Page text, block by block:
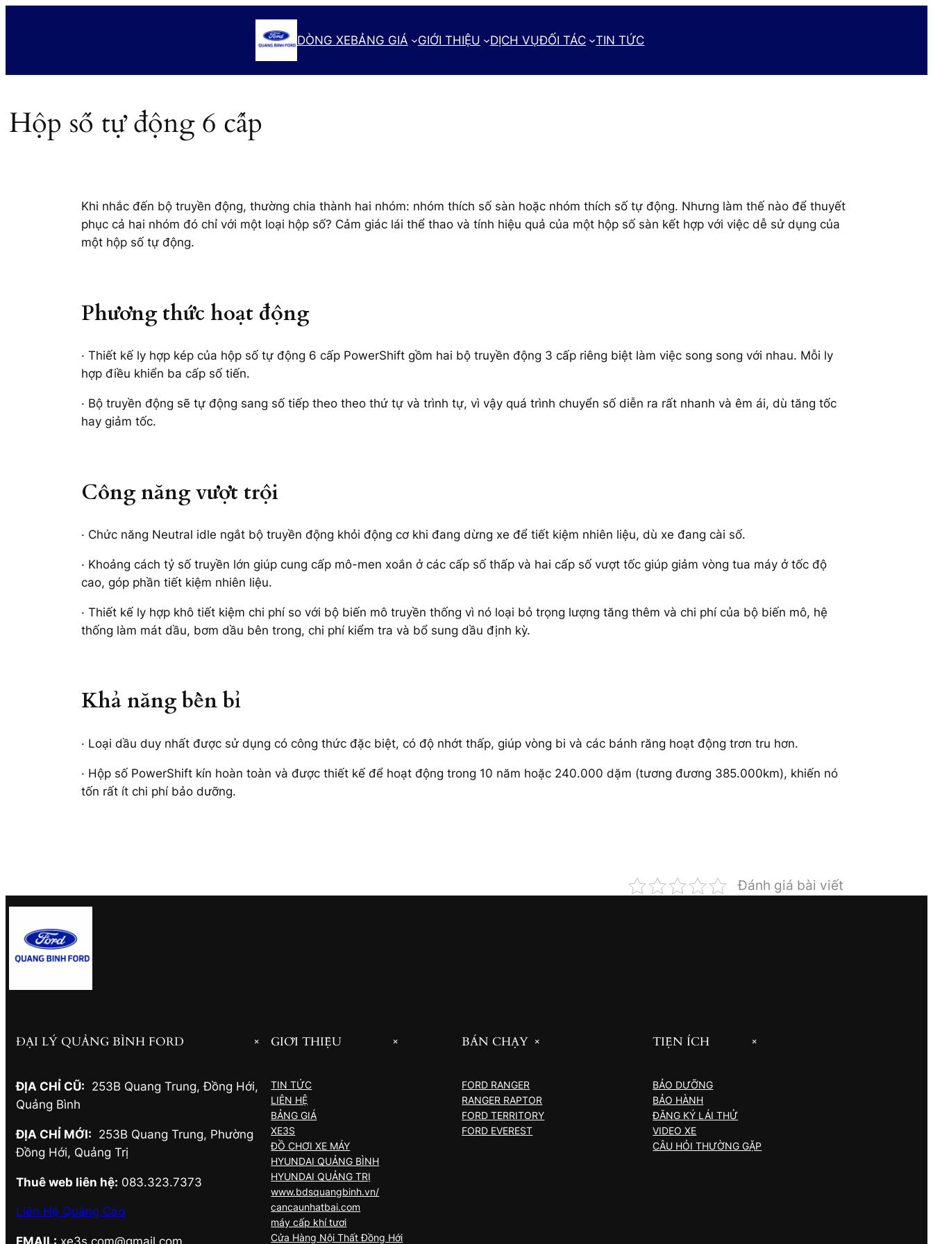
DÒNG XEBẢNG GIÁ GIỚI THIỆU DỊCH VỤĐỐI TÁC TIN TỨC
Hộp số tự động 6 cấp
Khi nhắc đến bộ truyền động, thường chia thành hai nhóm: nhóm thích số sàn hoặc nhóm thích số tự động. Nhưng làm thế nào để thuyết
phục cả hai nhóm đó chỉ với một loại hộp số? Cảm giác lái thể thao và tính hiệu quả của một hộp số sàn kết hợp với việc dễ sử dụng của
một hộp số tự động.
Phương thức hoạt động
· Thiết kế ly hợp kép của hộp số tự động 6 cấp PowerShift gồm hai bộ truyền động 3 cấp riêng biệt làm việc song song với nhau. Mỗi ly
hợp điều khiển ba cấp số tiến.
· Bộ truyền động sẽ tự động sang số tiếp theo theo thứ tự và trình tự, vì vậy quá trình chuyển số diễn ra rất nhanh và êm ái, dù tăng tốc
hay giảm tốc.
Công năng vượt trội
· Chức năng Neutral idle ngắt bộ truyền động khỏi động cơ khi đang dừng xe để tiết kiệm nhiên liệu, dù xe đang cài số.
· Khoảng cách tỷ số truyền lớn giúp cung cấp mô-men xoắn ở các cấp số thấp và hai cấp số vượt tốc giúp giảm vòng tua máy ở tốc độ
cao, góp phần tiết kiệm nhiên liệu.
· Thiết kế ly hợp khô tiết kiệm chi phí so với bộ biến mô truyền thống vì nó loại bỏ trọng lượng tăng thêm và chi phí của bộ biến mô, hệ
thống làm mát dầu, bơm dầu bên trong, chi phí kiểm tra và bổ sung dầu định kỳ.
Khả năng bền bỉ
· Loại dầu duy nhất được sử dụng có công thức đặc biệt, có độ nhớt thấp, giúp vòng bi và các bánh răng hoạt động trơn tru hơn.
· Hộp số PowerShift kín hoàn toàn và được thiết kế để hoạt động trong 10 năm hoặc 240.000 dặm (tương đương 385.000km), khiến nó
tốn rất ít chi phí bảo dưỡng.
Đánh giá bài viết
ĐẠI LÝ QUẢNG BÌNH FORD +
ĐỊA CHỈ CŨ: 253B Quang Trung, Đồng Hới,
Quảng Bình
ĐỊA CHỈ MỚI: 253B Quang Trung, Phường
Đồng Hới, Quảng Trị
Thuê web liên hệ: 083.323.7373
Liên Hệ Quảng Cáo
GIỚI THIỆU +
TIN TỨC
LIÊN HỆ
BẢNG GIÁ
XE3S
ĐỒ CHƠI XE MÁY
HYUNDAI QUẢNG BÌNH
HYUNDAI QUẢNG TRỊ
www.bdsquangbinh.vn/
cancaunhatbai.com
máy cấp khí tươi
Cửa Hàng Nội Thất Đồng Hới
BÁN CHẠY +
FORD RANGER
RANGER RAPTOR
FORD TERRITORY
FORD EVEREST
TIỆN ÍCH +
BẢO DƯỠNG
BẢO HÀNH
ĐĂNG KÝ LÁI THỬ
VIDEO XE
CÂU HỎI THƯỜNG GẶP